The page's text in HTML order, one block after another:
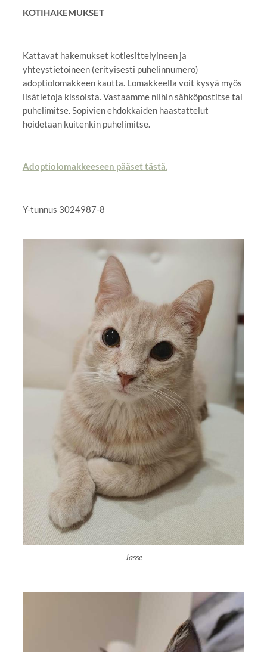
KOTIHAKEMUKSET
Kattavat hakemukset kotiesittelyineen ja
yhteystietoineen (erityisesti puhelinnumero)
adoptiolomakkeen kautta. Lomakkeella voit kysyä myös
lisätietoja kissoista. Vastaamme niihin sähköpostitse tai
puhelimitse. Sopivien ehdokkaiden haastattelut
hoidetaan kuitenkin puhelimitse.
Adoptiolomakkeeseen pääset tästä.
Y-tunnus 3024987-8
Jasse